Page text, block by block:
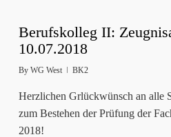
Berufskolleg II:
10.07.2018
By WG West BK2
Herzlichen Grlückwünsch an alle
zum Bestehen der Prüfung der
2018!